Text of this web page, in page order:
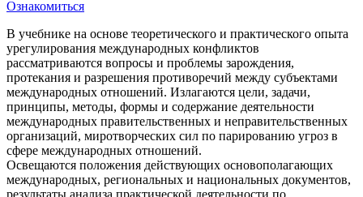
Ознакомиться
В учебнике на основе теоретического и практического опыта
урегулирования международных конфликтов
рассматриваются вопросы и проблемы зарождения,
протекания и разрешения противоречий между субъектами
международных отношений. Излагаются цели, задачи,
принципы, методы, формы и содержание деятельности
международных правительственных и неправительственных
организаций, миротворческих сил по парированию угроз в
сфере международных отношений.
Освещаются положения действующих основополагающих
международных, региональных и национальных документов,
результаты анализа практической деятельности по